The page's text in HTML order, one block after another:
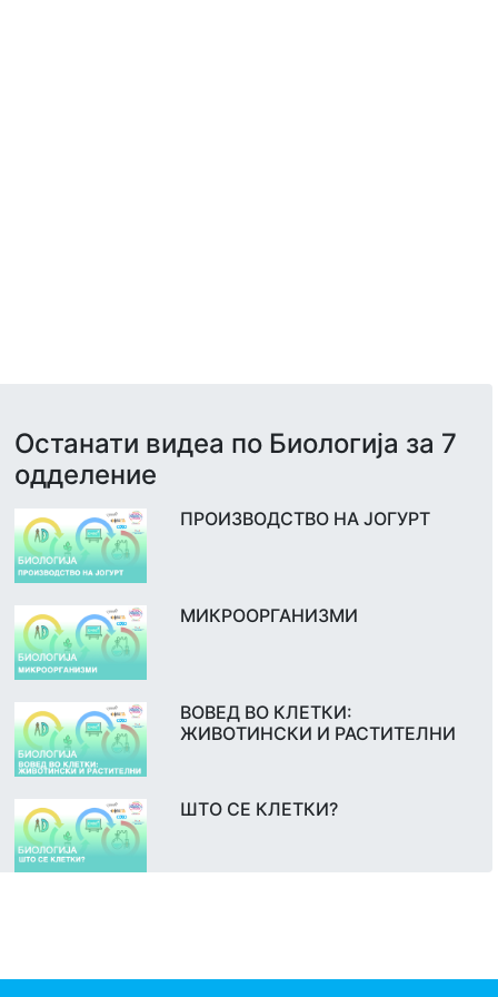
Останати видеа по Биологија за 7
одделение
ПРОИЗВОДСТВО НА ЈОГУРТ
МИКРООРГАНИЗМИ
ВОВЕД ВО КЛЕТКИ:
ЖИВОТИНСКИ И РАСТИТЕЛНИ
ШТО СЕ КЛЕТКИ?